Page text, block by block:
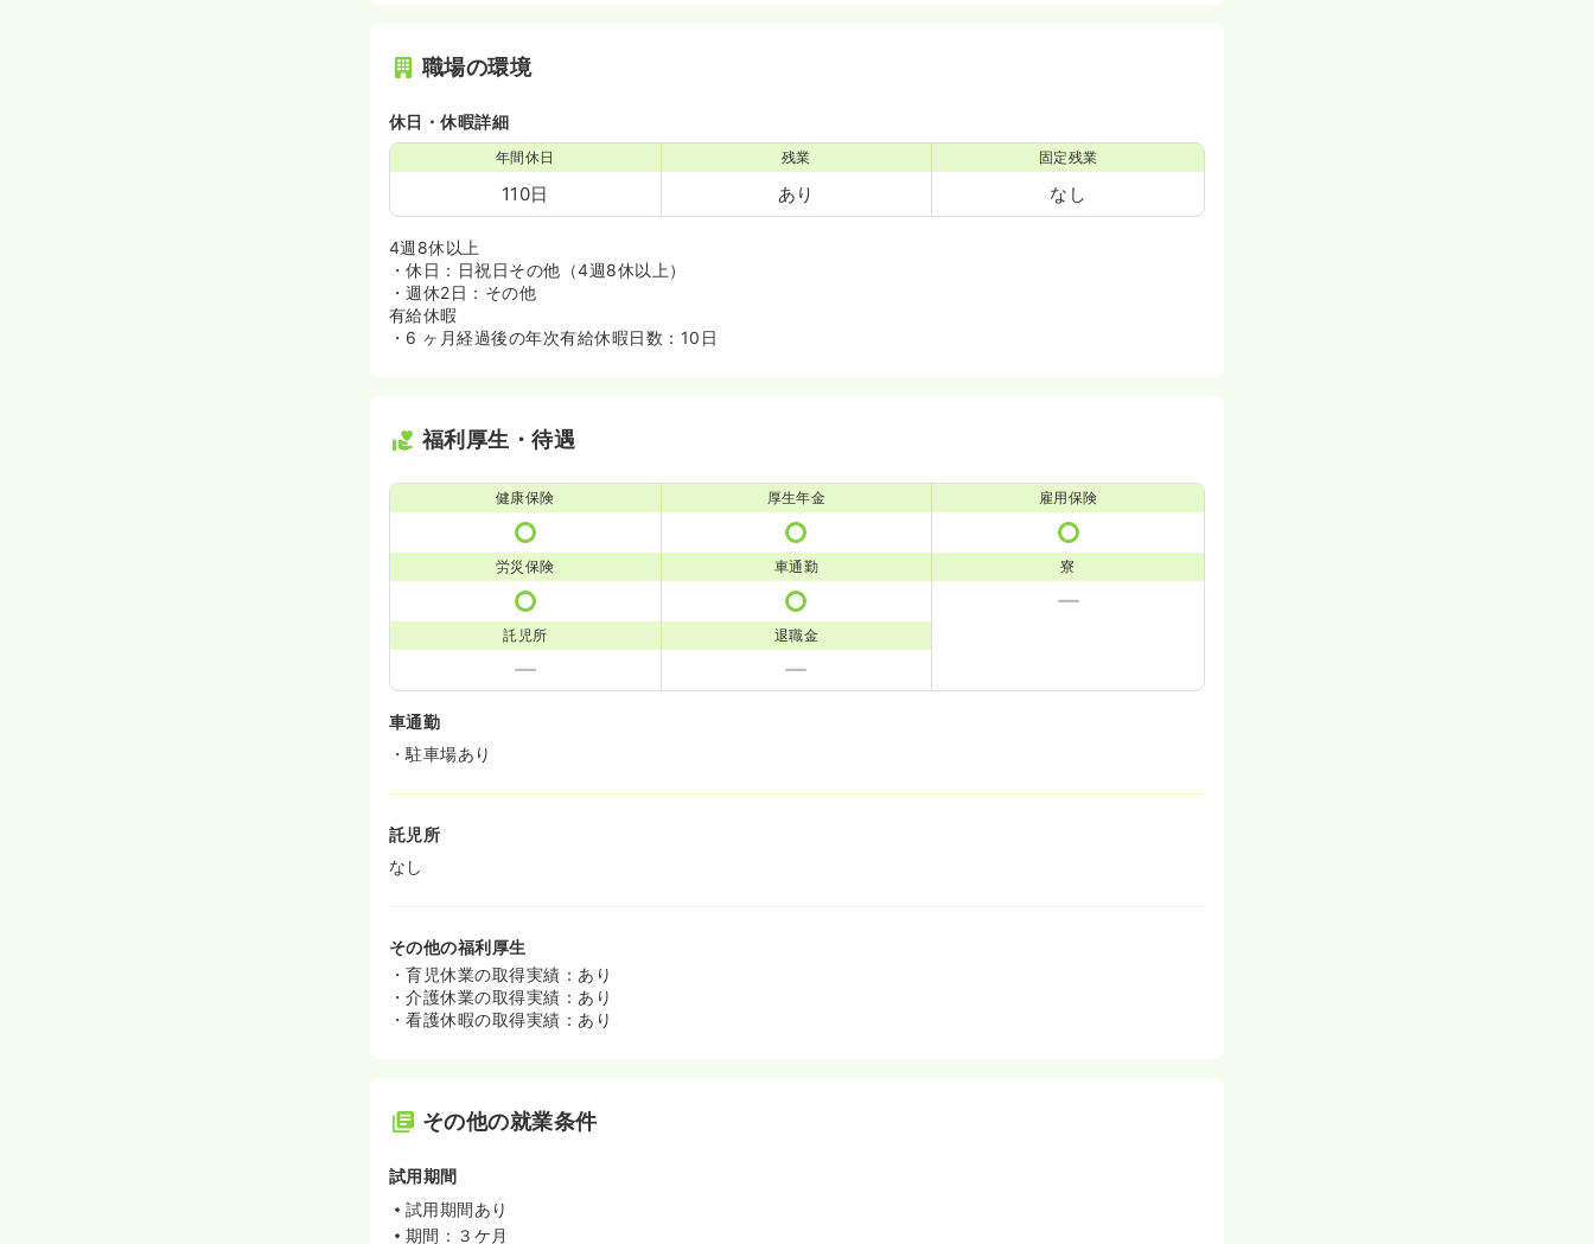
職場の環境
休日・休暇詳細
年間休日
110日
残業
あり
固定残業
なし
4週8休以上
・休日：日祝日その他（4週8休以上）
・週休2日：その他
有給休暇
・6 ヶ月経過後の年次有給休暇日数：10日
福利厚生・待遇
健康保険 厚生年金 雇用保険
労災保険 車通勤 寮
託児所 退職金
車通勤
・駐車場あり
託児所
なし
その他の福利厚生
・育児休業の取得実績：あり
・介護休業の取得実績：あり
・看護休暇の取得実績：あり
その他の就業条件
試用期間
試用期間あり
期間：３ケ月